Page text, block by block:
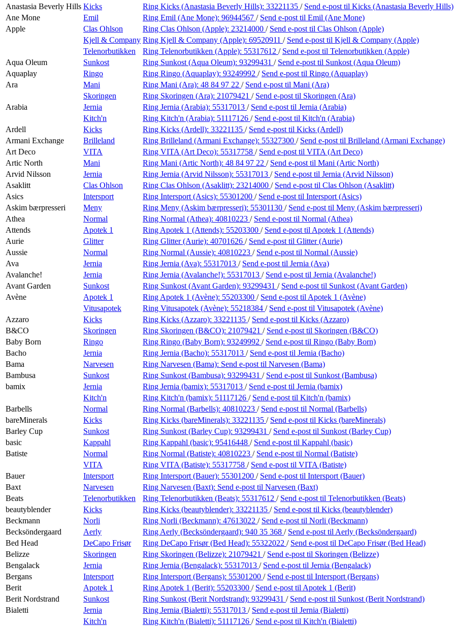
Anastasia Beverly Hills Kicks Ring Kicks (Anastasia Beverly Hills): 33221135 / Send e-post til Kicks (Anastasia Beverly Hills)
Ane Mone
Emil Ring Emil (Ane Mone): 96944567 / Send e-post til Emil (Ane Mone)
Apple
Clas Ohlson Ring Clas Ohlson (Apple): 23214000 / Send e-post til Clas Ohlson (Apple)
Kjell & Company Ring Kjell & Company (Apple): 69520911 / Send e-post til Kjell & Company (Apple)
Telenorbutikken
Ring Telenorbutikken (Apple): 55317612 / Send e-post til Telenorbutikken (Apple)
Aqua Oleum
Sunkost Ring Sunkost (Aqua Oleum): 93299431 / Send e-post til Sunkost (Aqua Oleum)
Aquaplay
Ringo Ring Ringo (Aquaplay): 93249992 / Send e-post til Ringo (Aquaplay)
Ara
Mani Ring Mani (Ara): 48 84 97 22 / Send e-post til Mani (Ara)
Skoringen
Ring Skoringen (Ara): 21079421 / Send e-post til Skoringen (Ara)
Arabia
Jernia Ring Jernia (Arabia): 55317013 / Send e-post til Jernia (Arabia)
Kitch'n
Ring Kitch'n (Arabia): 51117126 / Send e-post til Kitch'n (Arabia)
Ardell
Kicks Ring Kicks (Ardell): 33221135 / Send e-post til Kicks (Ardell)
Armani Exchange
Brilleland Ring Brilleland (Armani Exchange): 55327300 / Send e-post til Brilleland (Armani Exchange)
Art Deco
VITA Ring VITA (Art Deco): 55317758 / Send e-post til VITA (Art Deco)
Artic North
Mani Ring Mani (Artic North): 48 84 97 22 / Send e-post til Mani (Artic North)
Arvid Nilsson
Jernia Ring Jernia (Arvid Nilsson): 55317013 / Send e-post til Jernia (Arvid Nilsson)
Asaklitt
Clas Ohlson Ring Clas Ohlson (Asaklitt): 23214000 / Send e-post til Clas Ohlson (Asaklitt)
Asics
Intersport Ring Intersport (Asics): 55301200 / Send e-post til Intersport (Asics)
Askim bærpresseri
Meny Ring Meny (Askim bærpresseri): 55301130 / Send e-post til Meny (Askim bærpresseri)
Athea
Normal Ring Normal (Athea): 40810223 / Send e-post til Normal (Athea)
Attends
Apotek 1 Ring Apotek 1 (Attends): 55203300 / Send e-post til Apotek 1 (Attends)
Aurie
Glitter Ring Glitter (Aurie): 40701626 / Send e-post til Glitter (Aurie)
Aussie
Normal Ring Normal (Aussie): 40810223 / Send e-post til Normal (Aussie)
Ava
Jernia Ring Jernia (Ava): 55317013 / Send e-post til Jernia (Ava)
Avalanche!
Jernia Ring Jernia (Avalanche!): 55317013 / Send e-post til Jernia (Avalanche!)
Avant Garden
Sunkost Ring Sunkost (Avant Garden): 93299431 / Send e-post til Sunkost (Avant Garden)
Avène
Apotek 1 Ring Apotek 1 (Avène): 55203300 / Send e-post til Apotek 1 (Avène)
Vitusapotek
Ring Vitusapotek (Avène): 55218384 / Send e-post til Vitusapotek (Avène)
Azzaro
Kicks Ring Kicks (Azzaro): 33221135 / Send e-post til Kicks (Azzaro)
B&CO
Skoringen Ring Skoringen (B&CO): 21079421 / Send e-post til Skoringen (B&CO)
Baby Born
Ringo Ring Ringo (Baby Born): 93249992 / Send e-post til Ringo (Baby Born)
Bacho
Jernia Ring Jernia (Bacho): 55317013 / Send e-post til Jernia (Bacho)
Bama
Narvesen Ring Narvesen (Bama): Send e-post til Narvesen (Bama)
Bambusa
Sunkost Ring Sunkost (Bambusa): 93299431 / Send e-post til Sunkost (Bambusa)
bamix
Jernia Ring Jernia (bamix): 55317013 / Send e-post til Jernia (bamix)
Kitch'n
Ring Kitch'n (bamix): 51117126 / Send e-post til Kitch'n (bamix)
Barbells
Normal Ring Normal (Barbells): 40810223 / Send e-post til Normal (Barbells)
bareMinerals
Kicks Ring Kicks (bareMinerals): 33221135 / Send e-post til Kicks (bareMinerals)
Barley Cup
Sunkost Ring Sunkost (Barley Cup): 93299431 / Send e-post til Sunkost (Barley Cup)
basic
Kappahl Ring Kappahl (basic): 95416448 / Send e-post til Kappahl (basic)
Batiste
Normal Ring Normal (Batiste): 40810223 / Send e-post til Normal (Batiste)
VITA
Ring VITA (Batiste): 55317758 / Send e-post til VITA (Batiste)
Bauer
Intersport Ring Intersport (Bauer): 55301200 / Send e-post til Intersport (Bauer)
Baxt
Narvesen Ring Narvesen (Baxt): Send e-post til Narvesen (Baxt)
Beats
Telenorbutikken Ring Telenorbutikken (Beats): 55317612 / Send e-post til Telenorbutikken (Beats)
beautyblender
Kicks Ring Kicks (beautyblender): 33221135 / Send e-post til Kicks (beautyblender)
Beckmann
Norli Ring Norli (Beckmann): 47613022 / Send e-post til Norli (Beckmann)
Becksöndergaard
Aerly Ring Aerly (Becksöndergaard): 940 35 368 / Send e-post til Aerly (Becksöndergaard)
Bed Head
DeCapo Frisør Ring DeCapo Frisør (Bed Head): 55322022 / Send e-post til DeCapo Frisør (Bed Head)
Belizze
Skoringen Ring Skoringen (Belizze): 21079421 / Send e-post til Skoringen (Belizze)
Bengalack
Jernia Ring Jernia (Bengalack): 55317013 / Send e-post til Jernia (Bengalack)
Bergans
Intersport Ring Intersport (Bergans): 55301200 / Send e-post til Intersport (Bergans)
Berit
Apotek 1 Ring Apotek 1 (Berit): 55203300 / Send e-post til Apotek 1 (Berit)
Berit Nordstrand
Sunkost Ring Sunkost (Berit Nordstrand): 93299431 / Send e-post til Sunkost (Berit Nordstrand)
Bialetti
Jernia Ring Jernia (Bialetti): 55317013 / Send e-post til Jernia (Bialetti)
Kitch'n
Ring Kitch'n (Bialetti): 51117126 / Send e-post til Kitch'n (Bialetti)